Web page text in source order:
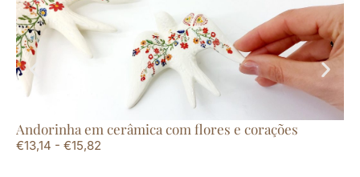
Andorinha em cerâmica com flores e corações
€13,14 - €15,82